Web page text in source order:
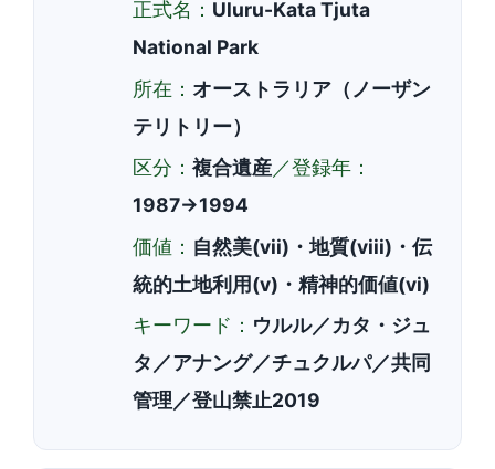
正式名： Uluru-Kata Tjuta
National Park
所在： オーストラリア（ノーザン
テリトリー）
区分： 複合遺産／登録年：
1987→1994
価値： 自然美(vii)・地質(viii)・伝
統的土地利用(v)・精神的価値(vi)
キーワード： ウルル／カタ・ジュ
タ／アナング／チュクルパ／共同
管理／登山禁止2019